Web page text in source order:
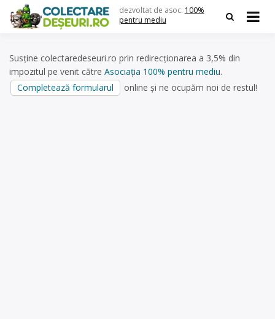
content
dezvoltat de asoc. 100%
pentru mediu
Susține colectaredeseuri.ro prin redirecționarea a 3,5% din
impozitul pe venit către Asociația 100% pentru mediu.
Completează formularul
online și ne ocupăm noi de restul!